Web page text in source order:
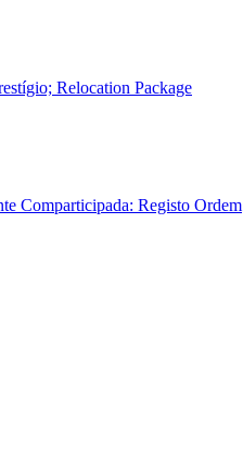
Relocation Package
Comparticipada: Registo Ordem